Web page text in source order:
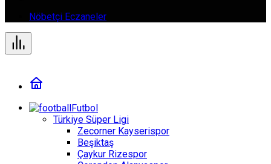
Nöbetçi Eczaneler
Futbol
Türkiye Süper Ligi
Zecorner Kayserispor
Beşiktaş
Çaykur Rizespor